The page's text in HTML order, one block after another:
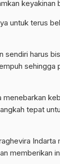
keyakinan
untuk terus
sendiri harus
sehingga
tepat
memberikan